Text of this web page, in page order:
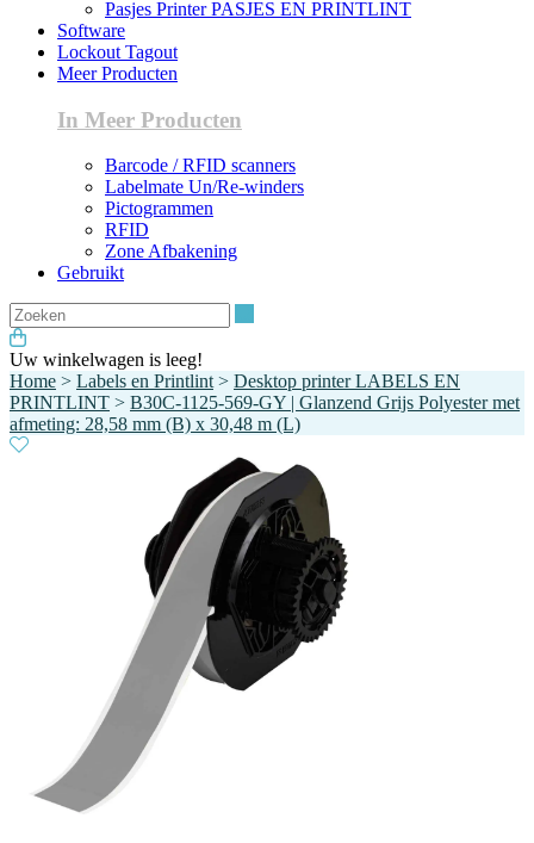
Pasjes Printer PASJES EN PRINTLINT
Software
Lockout Tagout
Meer Producten
In Meer Producten
Barcode / RFID scanners
Labelmate Un/Re-winders
Pictogrammen
RFID
Zone Afbakening
Gebruikt
Uw winkelwagen is leeg!
Home > Labels en Printlint > Desktop printer LABELS EN
PRINTLINT > B30C-1125-569-GY | Glanzend Grijs Polyester met
afmeting: 28,58 mm (B) x 30,48 m (L)